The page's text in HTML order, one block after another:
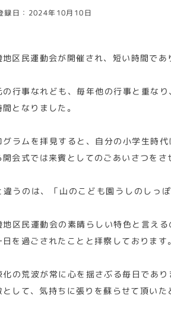
録日：2024年10月10日
地区民運動会が開催され、短い時間であ
の行事なれども、毎年他の行事と重な
間となりました。
グラムを拝見すると、自分の小学生時
開会式では来賓としてのごあいさつをさ
違うのは、「山のこども園うしのしっ
地区民運動会の素晴らしい特色と言え
日を過ごされたことと拝察しております。
化の荒波が常に心を揺さぶる毎日であ
として、気持ちに張りを蘇らせて頂いた